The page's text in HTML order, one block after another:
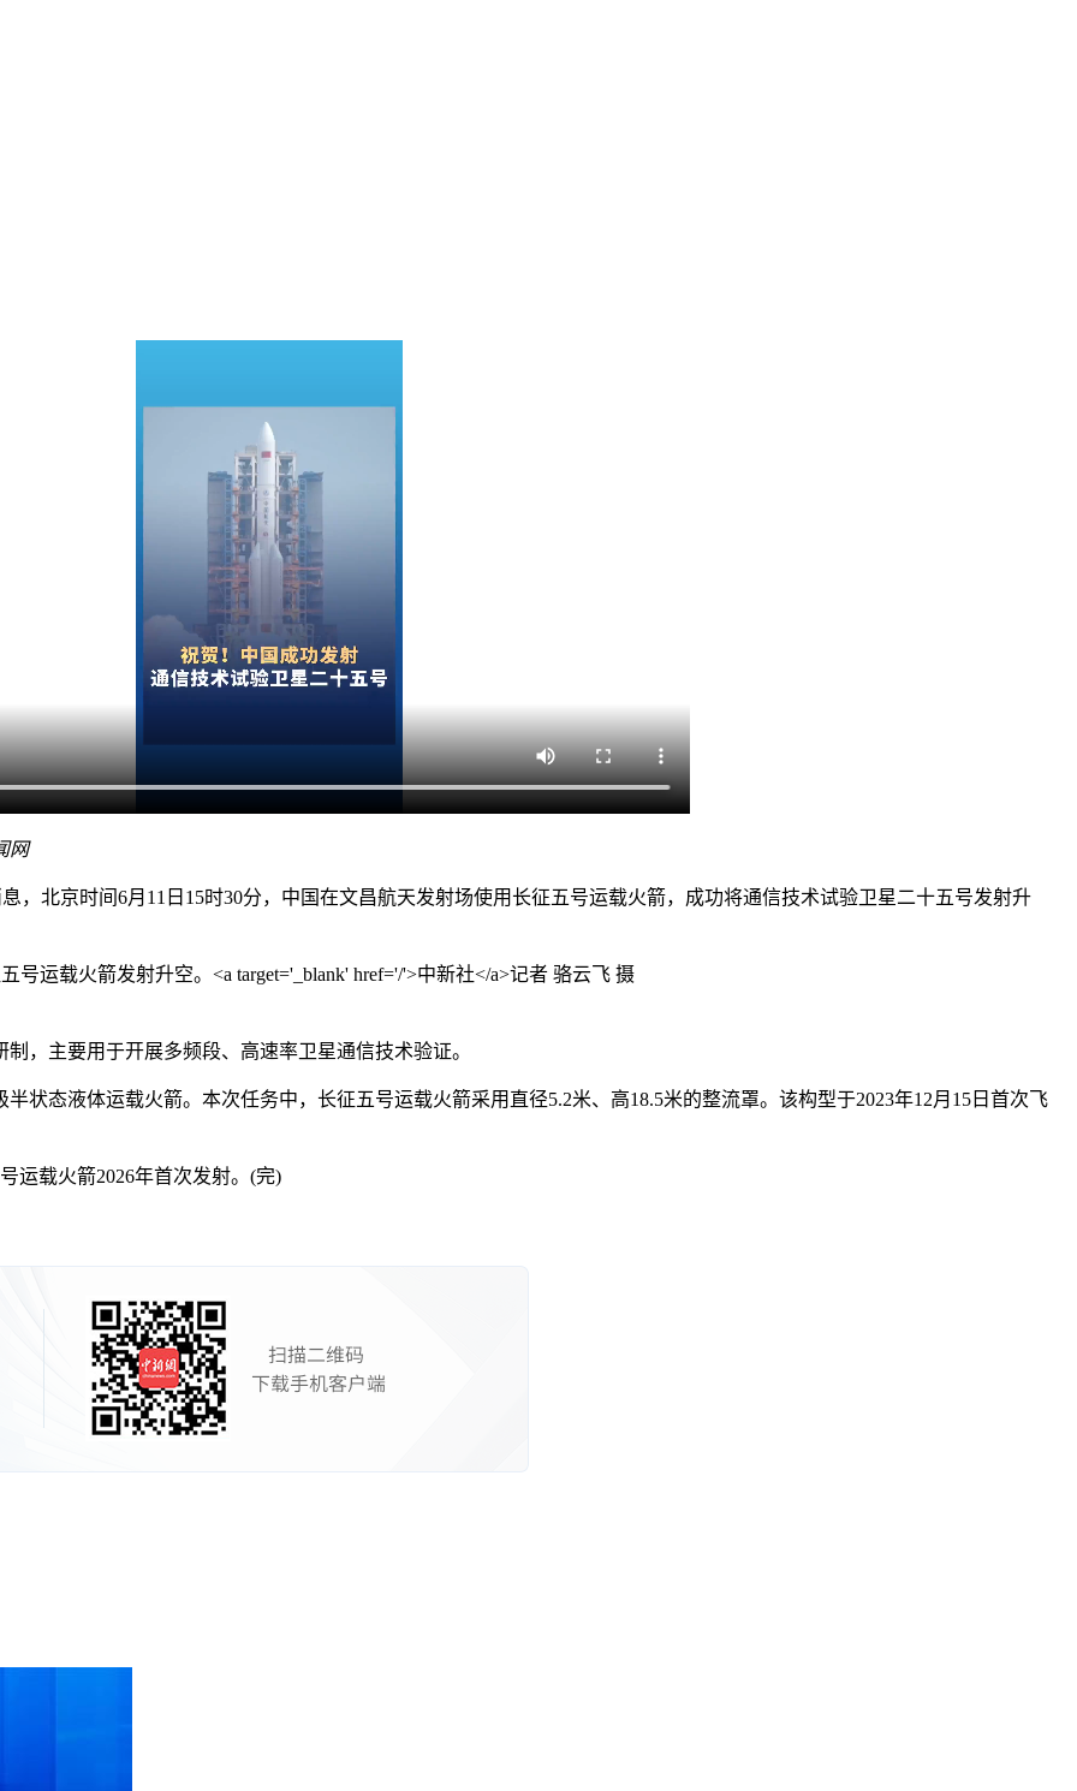
网
，北京时间6月11日15时30分，中国在文昌航天发射场使用长征五号运载火箭，成功将通信技术试验卫星二十五号发射升
主要用于开展多频段、高速率卫星通信技术验证。
态液体运载火箭。本次任务中，长征五号运载火箭采用直径5.2米、高18.5米的整流罩。该构型于2023年12月15日首次飞
载火箭2026年首次发射。(完)